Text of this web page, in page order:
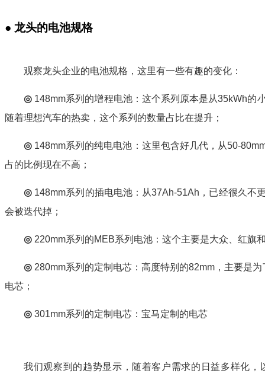
● 龙头的电池规格
观察龙头企业的电池规格，这里有一些有趣的变化：
◎ 148mm系列的增程电池：这个系列原本是从35kWh的
随着理想汽车的热卖，这个系列的数量占比在提升；
◎ 148mm系列的纯电电池：这里包含好几代，从50-
占的比例现在不高；
◎ 148mm系列的插电电池：从37Ah-51Ah，已经很久不
会被迭代掉；
◎ 220mm系列的MEB系列电池：这个主要是大众、红旗
◎ 280mm系列的定制电芯：高度特别的82mm，主要是
电芯；
◎ 301mm系列的定制电芯：宝马定制的电芯
我们观察到的趋势显示，随着客户需求的日益多样化